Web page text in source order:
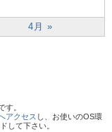
4月 »
す。
アクセス し、お使いのOS環
して下さい。